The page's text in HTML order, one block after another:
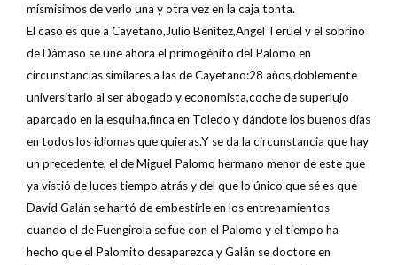
mísmisimos de verlo una y otra vez en la caja tonta.
El caso es que a Cayetano,Julio Benítez,Angel Teruel y el sobrino
de Dámaso se une ahora el primogénito del Palomo en
circunstancias similares a las de Cayetano:28 años,doblemente
universitario al ser abogado y economista,coche de superlujo
aparcado en la esquina,finca en Toledo y dándote los buenos días
en todos los idiomas que quieras.Y se da la circunstancia que hay
un precedente, el de Miguel Palomo hermano menor de este que
ya vistió de luces tiempo atrás y del que lo único que sé es que
David Galán se hartó de embestirle en los entrenamientos
cuando el de Fuengirola se fue con el Palomo y el tiempo ha
hecho que el Palomito desaparezca y Galán se doctore en